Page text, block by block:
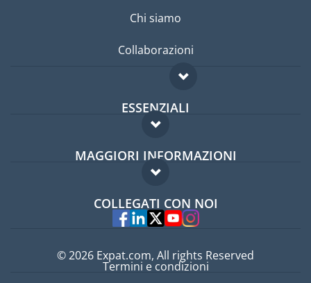
Chi siamo
Collaborazioni
ESSENZIALI
Forum per expat
Guida per expat
MAGGIORI INFORMAZIONI
Domande frequenti
Esperti
COLLEGATI CON NOI
© 2026 Expat.com, All rights Reserved
Termini e condizioni